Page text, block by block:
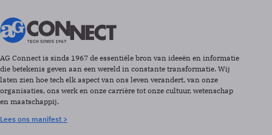
AG Connect is sinds 1967 de essentiële bron van ideeën en informatie
die betekenis geven aan een wereld in constante transformatie. Wij
laten zien hoe tech elk aspect van ons leven verandert, van onze
organisaties, ons werk en onze carrière tot onze cultuur, wetenschap
en maatschappij.
Lees ons manifest >